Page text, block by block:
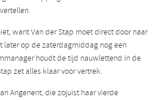
want Van der Stap moet direct door naar
later op de zaterdagmiddag nog een
houdt de tijd nauwlettend in de
zet alles klaar voor vertrek.
Angenent, die zojuist haar vierde